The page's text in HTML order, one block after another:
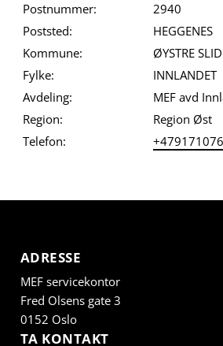
Postnummer:
2940
Poststed:
HEGGENES
Kommune:
ØYSTRE
Fylke:
INNLANDET
Avdeling:
MEF avd
Region:
Region Øst
Telefon:
ADRESSE
MEF servicekontor
Fred Olsens gate 3
0152 Oslo
TA KONTAKT